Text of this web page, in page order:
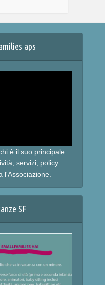
aps
è il suo principale
servizi, policy.
l'Associazione.
SF